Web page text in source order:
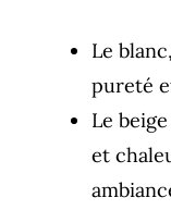
Le
pureté
Le
et